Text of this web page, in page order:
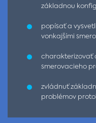
základnou
popísať a
vonkajšími
charakterizovať
smerovacieho
zvládnuť
problémov